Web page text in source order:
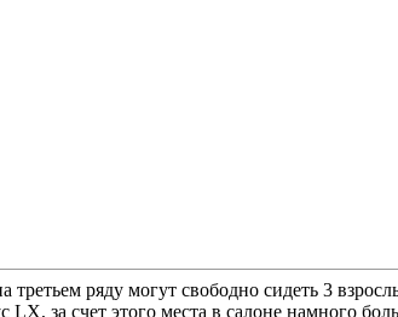
ряду могут свободно сидеть 3
за счет этого места в салоне намного